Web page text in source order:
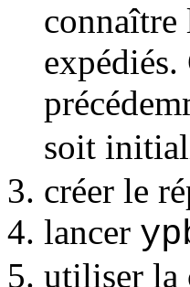
connaître
soit
créer le
lancer
utiliser la